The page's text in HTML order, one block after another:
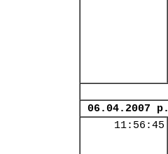
06.04.2007
11:56:45